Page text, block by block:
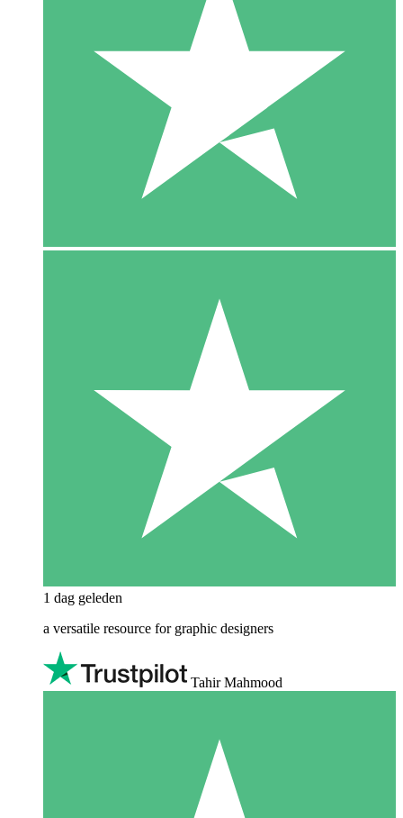
1 dag geleden
a versatile resource for graphic designers
Tahir Mahmood